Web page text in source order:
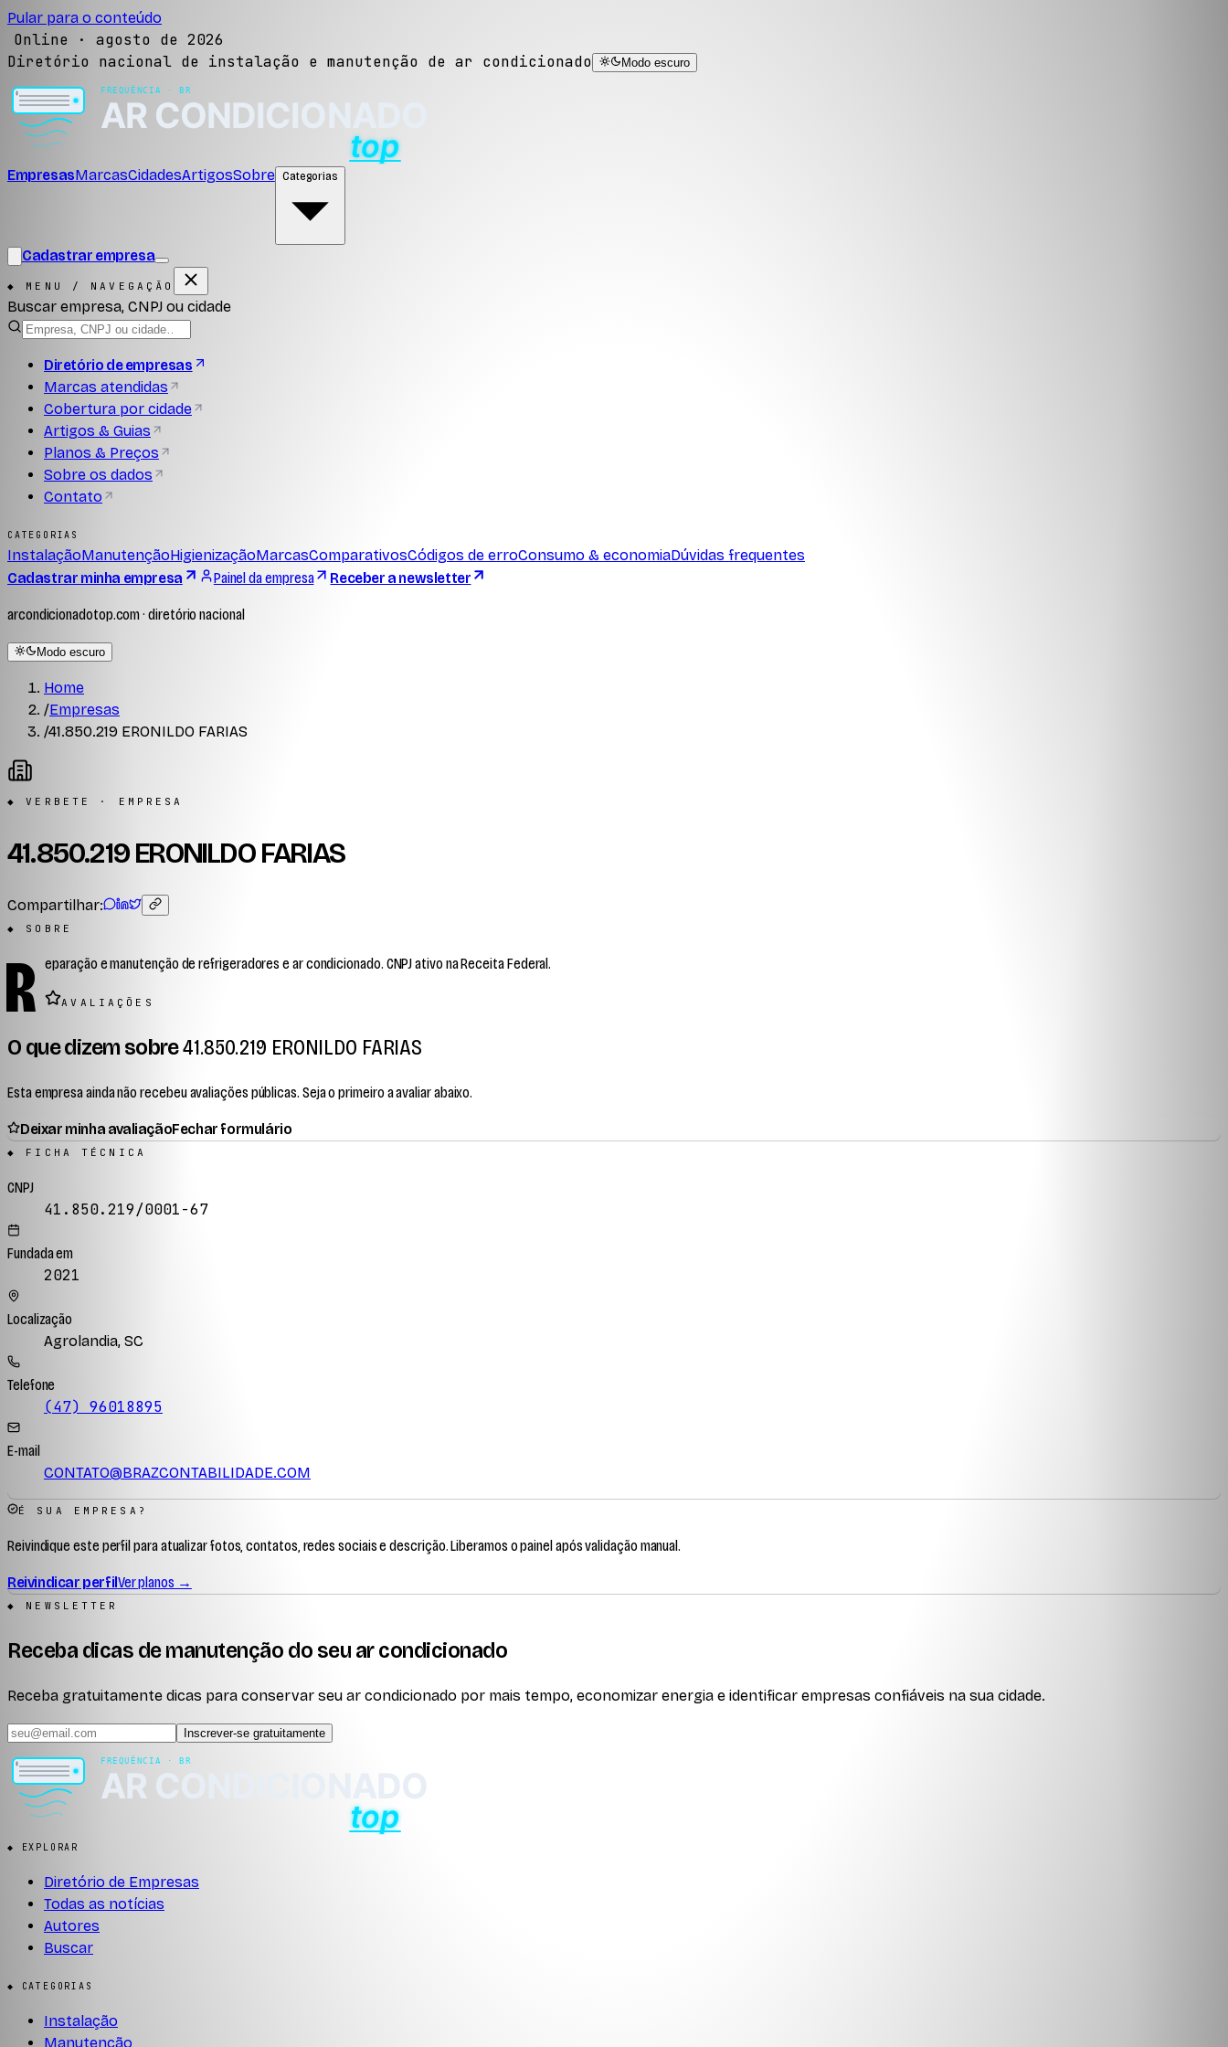
Pular para o conteúdo
Online · agosto de 2026
Diretório nacional de instalação e manutenção de ar condicionado
Modo escuro
EmpresasMarcasCidadesArtigosSobre Categorias
Cadastrar empresa
◆ MENU / NAVEGAÇÃO
Buscar empresa, CNPJ ou cidade
Diretório de empresas
Marcas atendidas
Cobertura por cidade
Artigos & Guias
Planos & Preços
Sobre os dados
Contato
CATEGORIAS
InstalaçãoManutençãoHigienizaçãoMarcasComparativosCódigos de erroConsumo & economiaDúvidas frequentes
Cadastrar minha empresa
Painel da empresa Receber a newsletter
arcondicionadotop.com · diretório nacional
Modo escuro
Home
/Empresas
/41.850.219 ERONILDO FARIAS
◆ VERBETE · EMPRESA
41.850.219 ERONILDO FARIAS
Compartilhar:
◆ SOBRE
R eparação e manutenção de refrigeradores e ar condicionado. CNPJ ativo na Receita Federal.
AVALIAÇÕES
O que dizem sobre41.850.219 ERONILDO FARIAS
Esta empresa ainda não recebeu avaliações públicas. Seja o primeiro a avaliar abaixo.
Deixar minha avaliaçãoFechar formulário
◆ FICHA TÉCNICA
CNPJ
41.850.219/0001-67
Fundada em
2021
Localização
Agrolandia, SC
Telefone
(47) 96018895
E-mail
CONTATO@BRAZCONTABILIDADE.COM
É SUA EMPRESA?
Reivindique este perfil para atualizar fotos, contatos, redes sociais e descrição. Liberamos o painel após validação manual.
Reivindicar perfilVer planos →
◆ NEWSLETTER
Receba dicas de manutenção do seu ar condicionado
Receba gratuitamente dicas para conservar seu ar condicionado por mais tempo, economizar energia e identificar empresas confiáveis na sua cidade.
Inscrever-se gratuitamente
◆ EXPLORAR
Diretório de Empresas
Todas as notícias
Autores
Buscar
◆ CATEGORIAS
Instalação
Manutenção